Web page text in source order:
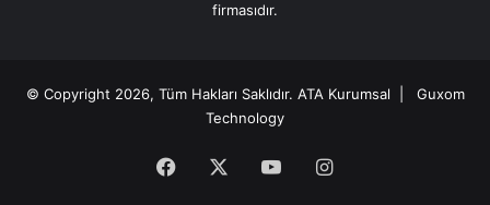
firmasıdır.
© Copyright 2026, Tüm Hakları Saklıdır. ATA Kurumsal | Guxom
Technology
Facebook YouTubeInstagram